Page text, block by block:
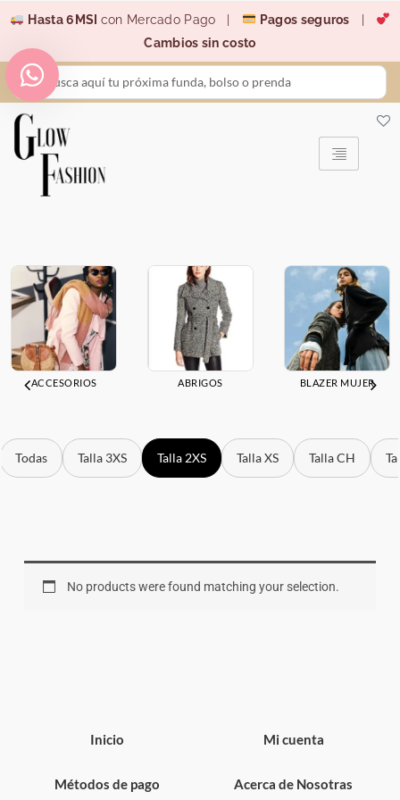
contenido
Hasta 6MSI con Mercado Pago | Pagos seguros
Cambios sin costo
Search
...
ACCESORIOS ABRIGOS BLAZER MUJER
Todas Talla 3XS Talla 2XS Talla XS Talla CH
No products were found matching your selection.
Inicio
Métodos de pago
Mi cuenta
Acerca de Nosotras